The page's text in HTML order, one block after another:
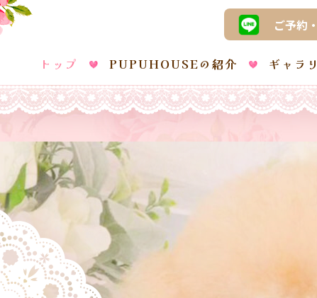
ご予約
トップ PUPUHOUSEの紹介 ギャラ